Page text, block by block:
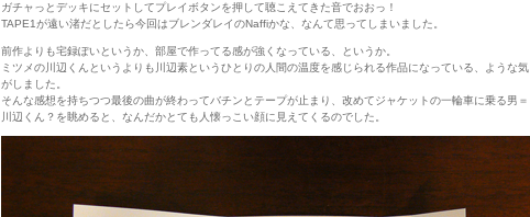
ガチャっとデッキにセットしてプレイボタンを押して聴こえてきた音でおおっ！
TAPE1が遠い渚だとしたら今回はブレンダレイのNaffiかな、なんて思ってしまいました。
前作よりも宅録ぽいというか、部屋で作ってる感が強くなっている、というか。
ミツメの川辺くんというよりも川辺素というひとりの人間の温度を感じられる作品になっている、ような気
がしました。
そんな感想を持ちつつ最後の曲が終わってバチンとテープが止まり、改めてジャケットの一輪車に乗る男＝
川辺くん？を眺めると、なんだかとても人懐っこい顔に見えてくるのでした。